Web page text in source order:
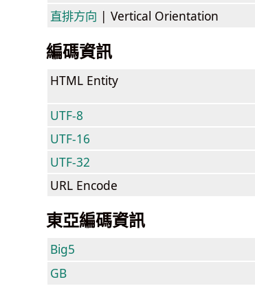
直排方向 | Vertical Orientation
編碼資訊
HTML Entity
UTF-8
UTF-16
UTF-32
URL Encode
東亞編碼資訊
Big5
GB